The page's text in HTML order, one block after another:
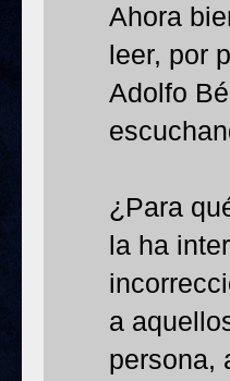
Ahora
leer, por
Adolfo
¿Para
la ha
a
persona,